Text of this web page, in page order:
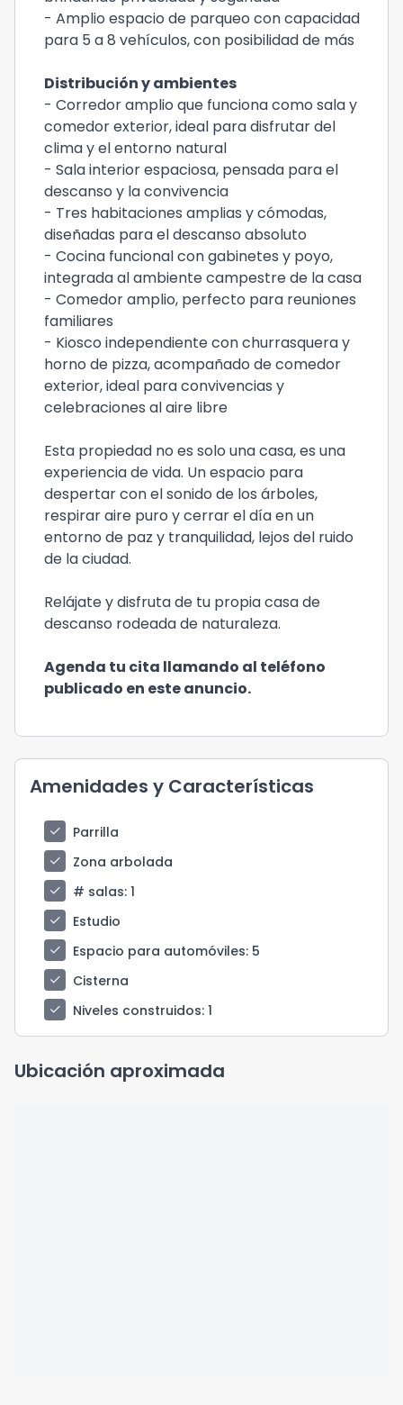
- Amplio espacio de parqueo con capacidad
para 5 a 8 vehículos, con posibilidad de más
Distribución y ambientes
- Corredor amplio que funciona como sala y
comedor exterior, ideal para disfrutar del
clima y el entorno natural
- Sala interior espaciosa, pensada para el
descanso y la convivencia
- Tres habitaciones amplias y cómodas,
diseñadas para el descanso absoluto
- Cocina funcional con gabinetes y poyo,
integrada al ambiente campestre de la casa
- Comedor amplio, perfecto para reuniones
familiares
- Kiosco independiente con churrasquera y
horno de pizza, acompañado de comedor
exterior, ideal para convivencias y
celebraciones al aire libre
Esta propiedad no es solo una casa, es una
experiencia de vida. Un espacio para
despertar con el sonido de los árboles,
respirar aire puro y cerrar el día en un
entorno de paz y tranquilidad, lejos del ruido
de la ciudad.
Relájate y disfruta de tu propia casa de
descanso rodeada de naturaleza.
Agenda tu cita llamando al teléfono
publicado en este anuncio.
Amenidades y Características
check
Parrilla
check
Zona arbolada
check
# salas: 1
check
Estudio
check
Espacio para automóviles: 5
check
Cisterna
check
Niveles construidos: 1
Ubicación aproximada